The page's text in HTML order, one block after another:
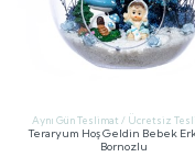
Aynı Gün Teslimat / Ücretsiz
Teraryum Hoş Geldin Bebek
Bornozlu